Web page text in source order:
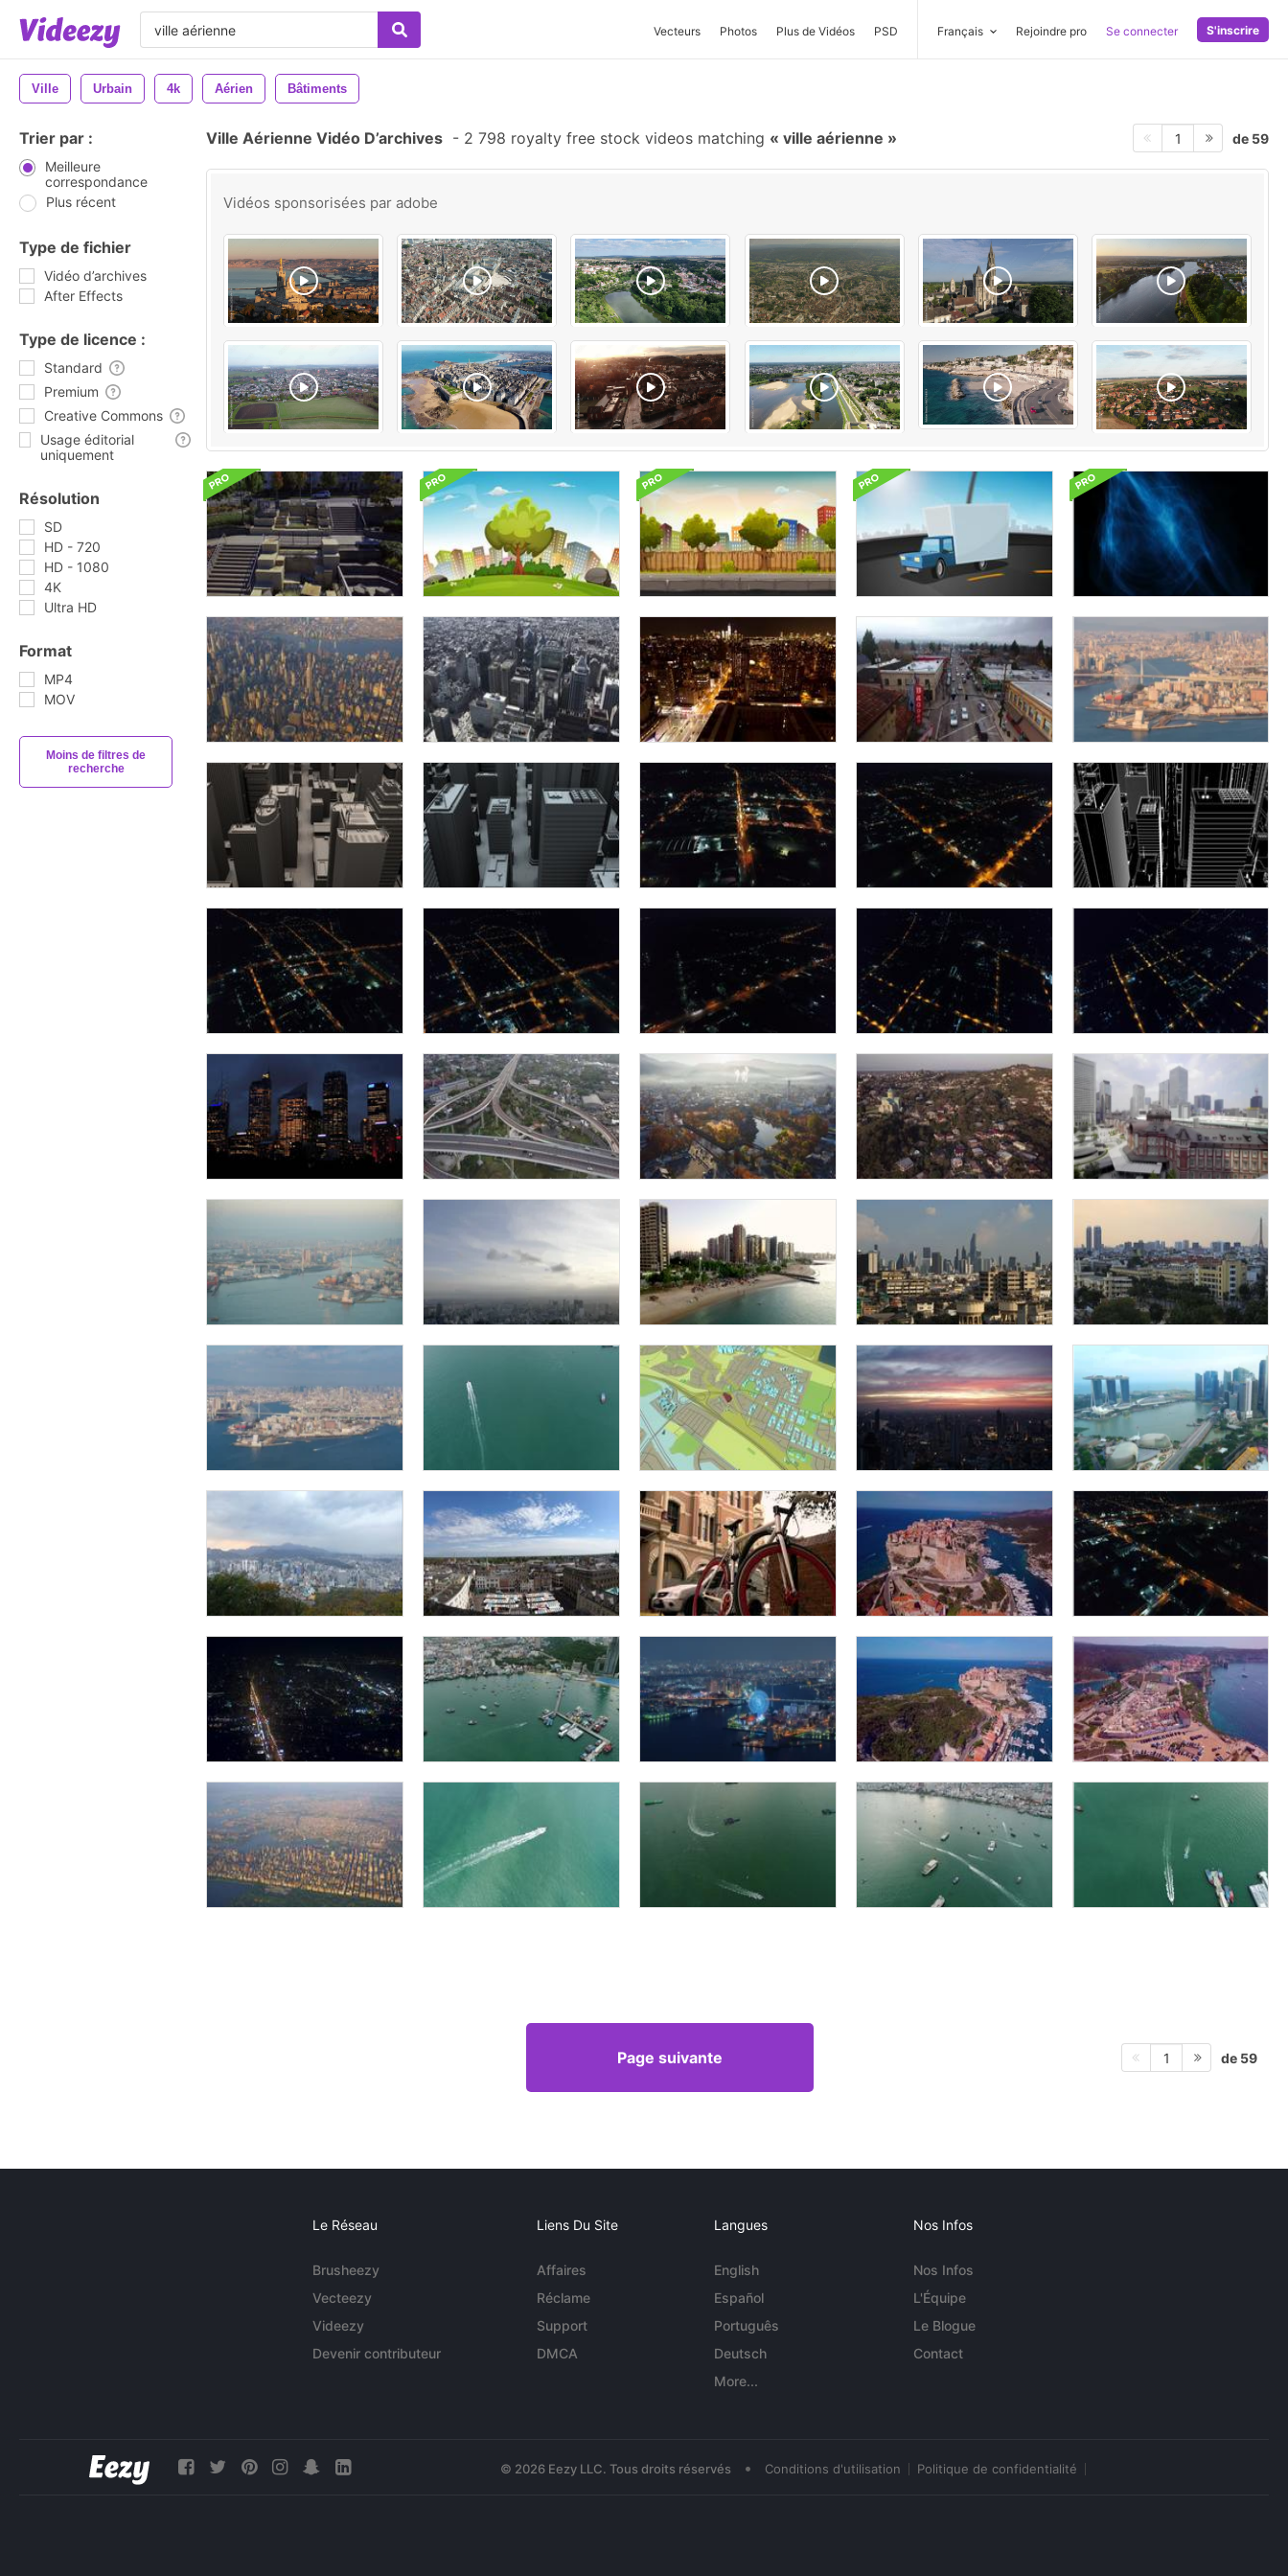
Vecteurs Photos Plus de Vidéos PSD Français Rejoindre pro Se connecter S'inscrire
Ville Urbain 4k Aérien Bâtiments
Trier par :
Meilleure
correspondance
Plus récent
Type de fichier
Vidéo d’archives
After Effects
Type de licence :
Standard
Premium
Creative Commons
Usage éditorial
uniquement
Résolution
SD
HD - 720
HD - 1080
4K
Ultra HD
Format
MP4
MOV
Moins de filtres de
recherche
Ville Aérienne Vidéo D’archives - 2 798 royalty free stock videos matching ville aérienne 1 de 59
Vidéos sponsorisées par adobe
Page suivante 1 de 59
Le Réseau
Brusheezy
Vecteezy
Videezy
Devenir contributeur
Liens Du Site
Affaires
Réclame
Support
DMCA
Langues
English
Español
Português
Deutsch
More...
Nos Infos
Nos Infos
L'Équipe
Le Blogue
Contact
© 2026 Eezy LLC. Tous droits réservés • Conditions d'utilisation Politique de confidentialité